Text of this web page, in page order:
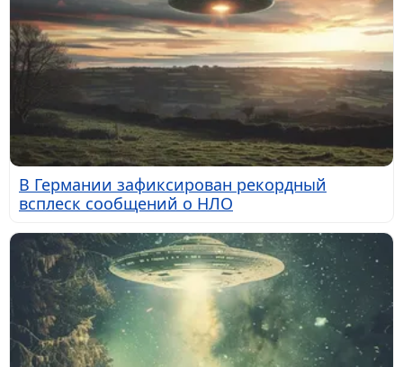
В Германии зафиксирован рекордный
всплеск сообщений о НЛО